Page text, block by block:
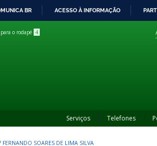
BR ACESSO À INFORMAÇÃO
o rodapé 4
Serviços Telefones
FERNANDO SOARES DE LIMA SILVA